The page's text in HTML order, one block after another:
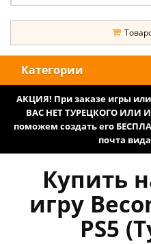
Категории
АКЦИЯ! При заказе игры
ВАС НЕТ ТУРЕЦКОГО ИЛИ
поможем создать его
почта
Купить
игру
PS5